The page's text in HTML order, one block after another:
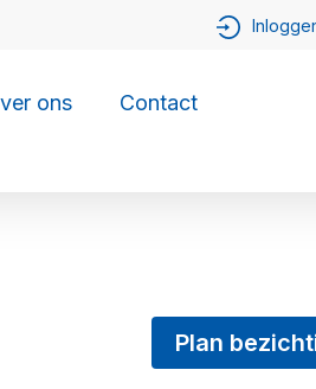
ons Contact
Plan